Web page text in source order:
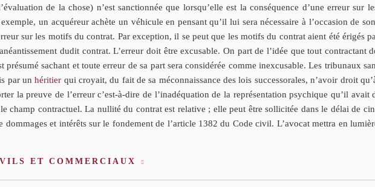
de la chose) n’est sanctionnée que lorsqu’elle est la conséquence d’une erreur sur
un acquéreur achète un véhicule en pensant qu’il lui sera nécessaire à l’occasion de
sur les motifs du contrat. Par exception, il se peut que les motifs du contrat aient été érigés
dudit contrat. L’erreur doit être excusable. On part de l’idée que tout contractant
présumé sachant et toute erreur de sa part sera considérée comme inexcusable. Les tribunaux
par unhéritier qui croyait, du fait de sa méconnaissance des lois successorales, n’avoir droit
la preuve de l’erreur c’est-à-dire de l’inadéquation de la représentation psychique qu’il avait
champ contractuel. La nullité du contrat est relative ; elle peut être sollicitée dans le délai de
et intérêts sur le fondement de l’article 1382 du Code civil. L’avocat mettra en
ET COMMERCIAUX